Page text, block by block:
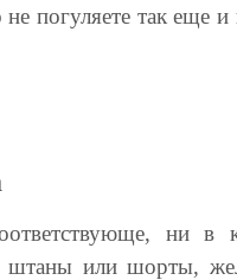
погуляете так еще
ни в
штаны или шорты,